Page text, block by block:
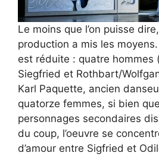
Le moins que l’on puisse
production a mis les
est réduite : quatre hommes
Siegfried et Rothbart/
Karl Paquette, ancien
quatorze femmes, si bien
personnages secondaires
du coup, l’oeuvre se
d’amour entre Sigfried et